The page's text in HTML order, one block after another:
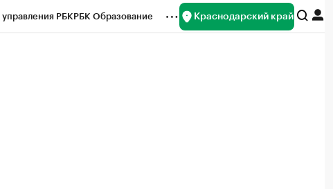
РБКРБК Образование Краснодарский край